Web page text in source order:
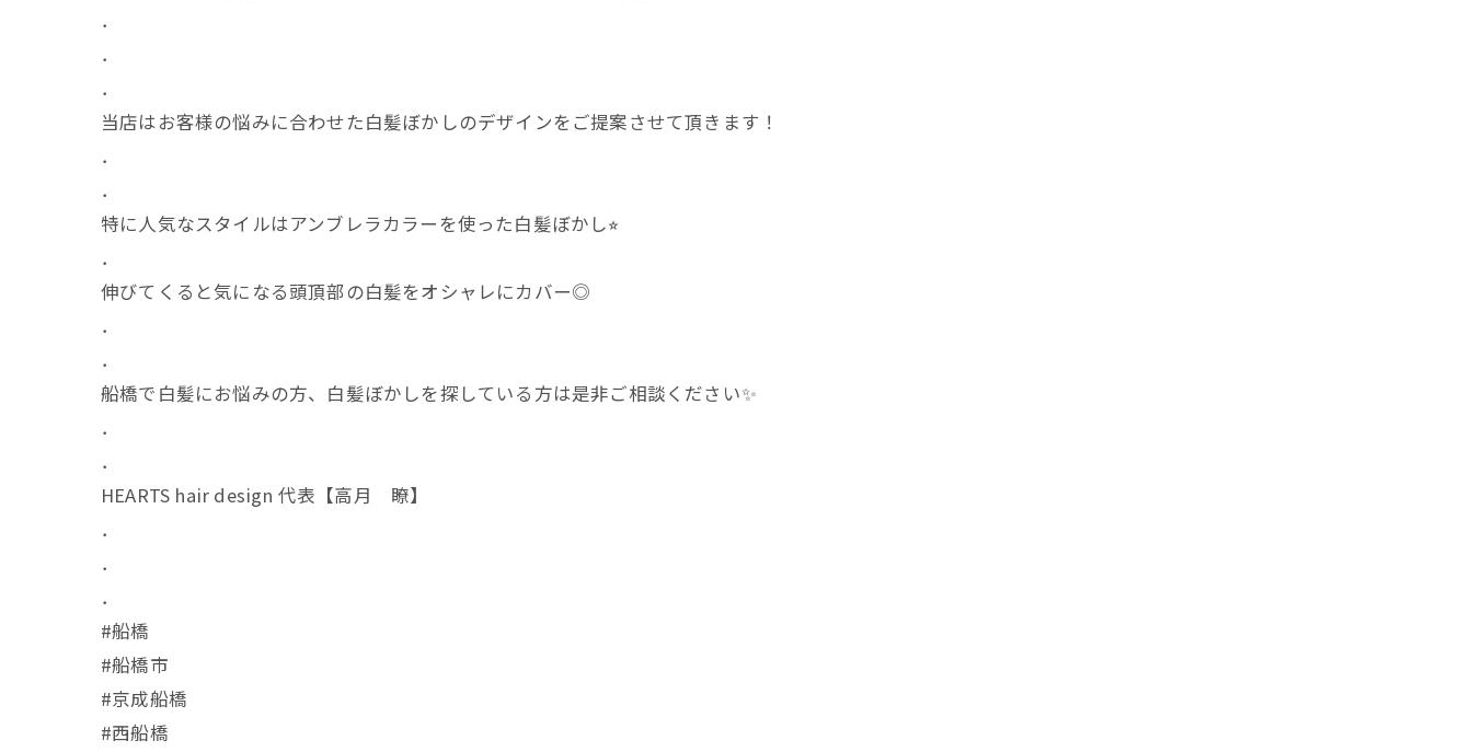
．
．
．
当店はお客様の悩みに合わせた白髪ぼかしのデザインをご提案させて頂きます！
．
．
特に人気なスタイルはアンブレラカラーを使った白髪ぼかし⭐︎
．
伸びてくると気になる頭頂部の白髪をオシャレにカバー◎
．
．
船橋で白髪にお悩みの方、白髪ぼかしを探している方は是非ご相談ください✨
．
．
HEARTS hair design 代表【高月 瞭】
．
．
．
#船橋
#船橋市
#京成船橋
#西船橋